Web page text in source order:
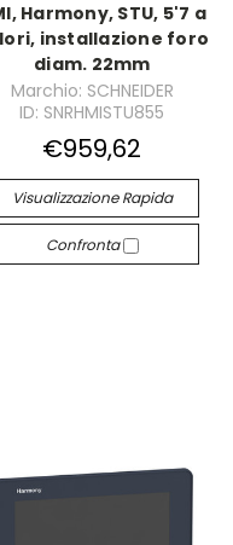
Harmony, STU, 5'7 a
installazione foro
diam. 22mm
Marchio: SCHNEIDER
ID: SNRHMISTU855
€959,62
Visualizzazione Rapida
Confronta